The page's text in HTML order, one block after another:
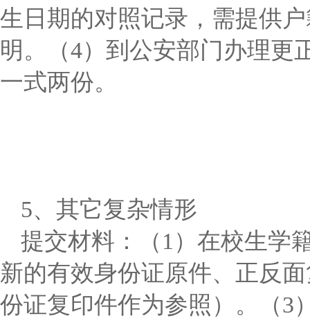
生日期的对照记录，需提供
明。（4）到公安部门办理更
一式两份。
5、其它复杂情形
提交材料：（1）在校生学
新的有效身份证原件、正反
份证复印件作为参照）。（3